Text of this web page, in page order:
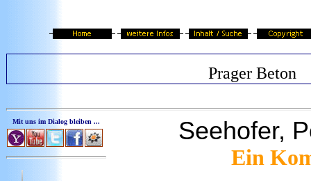
Prager Beton
Mit uns im Dialog bleiben ... Seehofer,
Ein